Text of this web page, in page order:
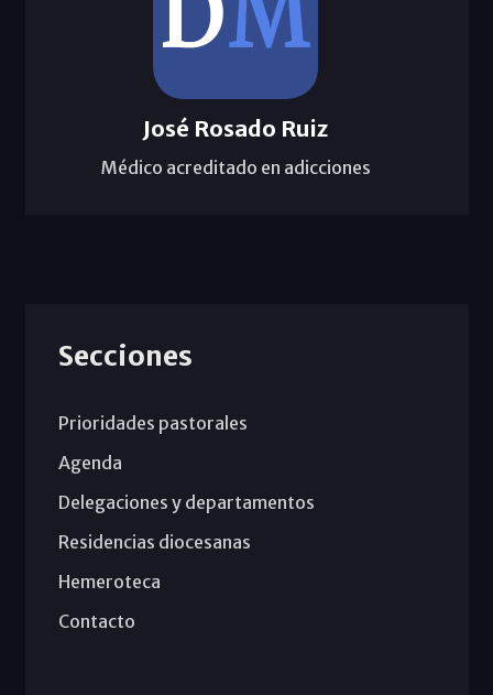
José Rosado Ruiz
Médico acreditado en adicciones
Secciones
Prioridades pastorales
Agenda
Delegaciones y departamentos
Residencias diocesanas
Hemeroteca
Contacto